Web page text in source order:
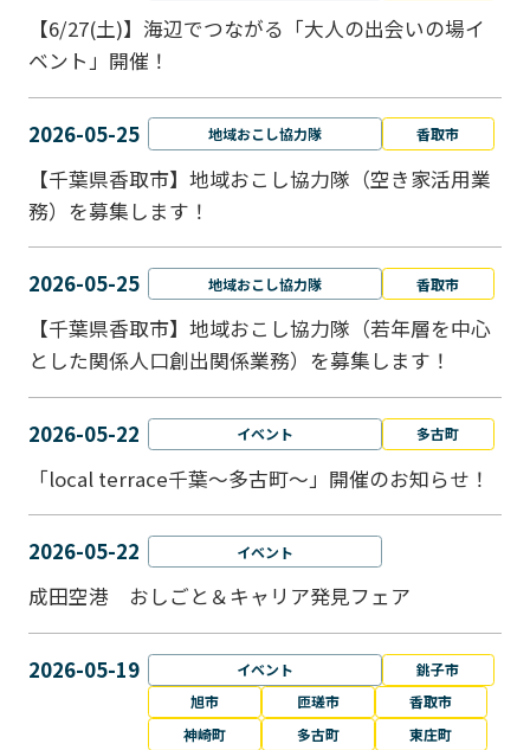
【6/27(土)】海辺でつながる「大人の出会いの場イ
ベント」開催！
2026-05-25 地域おこし協力隊 香取市
【千葉県香取市】地域おこし協力隊（空き家活用業
務）を募集します！
2026-05-25 地域おこし協力隊 香取市
【千葉県香取市】地域おこし協力隊（若年層を中心
とした関係人口創出関係業務）を募集します！
2026-05-22 イベント 多古町
「local terrace千葉～多古町～」開催のお知らせ！
2026-05-22 イベント
成田空港 おしごと＆キャリア発見フェア
2026-05-19 イベント
銚子市
旭市
匝瑳市
香取市
神崎町
多古町 東庄町